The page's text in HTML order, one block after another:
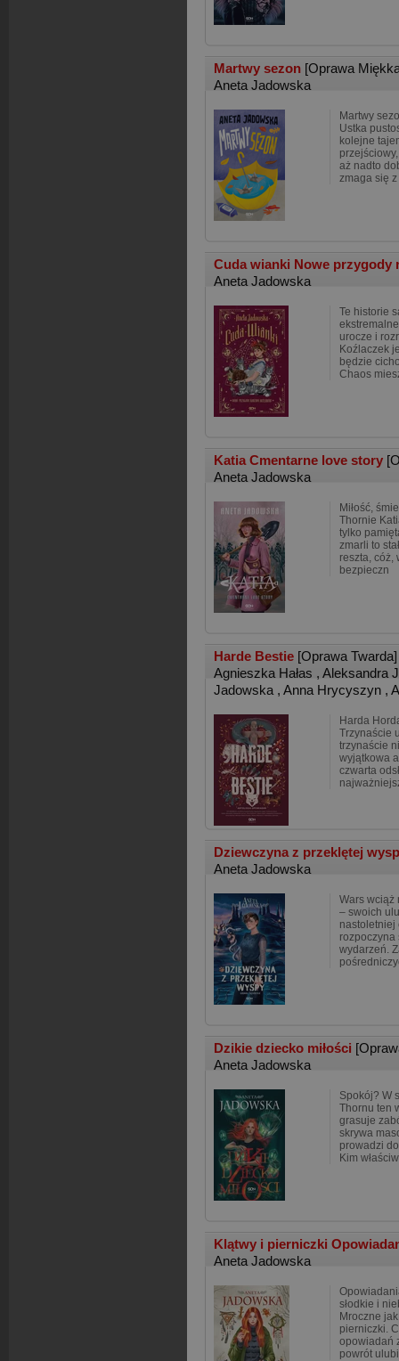
Martwy sezon [Oprawa
Aneta Jadowska
Martwy
Ustka
kolejne
aż nadto
zmaga się
Cuda wianki Nowe
Aneta Jadowska
Te historie
urocze i
Koźlaczek
będzie
Chaos
Katia Cmentarne love story
Aneta Jadowska
Miłość,
Thornie
tylko
zmarli to
reszta, cóż,
bezpieczn
Harde Bestie [Oprawa Twarda]
Agnieszka Hałas , Aleksandra
Jadowska , Anna Hrycyszyn ,
Harda
Trzynaście
trzynaście
wyjątkowa
czwarta
Dziewczyna z przeklętej
Aneta Jadowska
Wars wciąż
– swoich
nastoletniej
rozpoczyna
wydarzeń.
Dzikie dziecko miłości
Aneta Jadowska
Spokój? W
Thornu ten
grasuje
skrywa
prowadzi
Kim
Klątwy i pierniczki
Aneta Jadowska
słodkie i
Mroczne
pierniczki.
opowiadań
powrót